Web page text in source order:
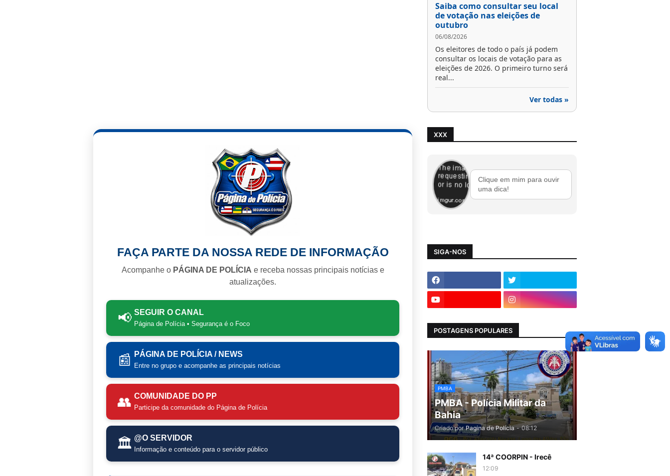
FAÇA PARTE DA NOSSA REDE DE INFORMAÇÃO
Acompanhe o PÁGINA DE POLÍCIA e receba nossas principais notícias e
atualizações.
📢 SEGUIR O CANAL
Página de Polícia • Segurança é o Foco
📰 PÁGINA DE POLÍCIA / NEWS
Entre no grupo e acompanhe as principais notícias
👥 COMUNIDADE DO PP
Participe da comunidade do Página de Polícia
🏛️ @O SERVIDOR
Informação e conteúdo para o servidor público
Saiba como consultar seu local
de votação nas eleições de
outubro
06/08/2026
Os eleitores de todo o país já podem
consultar os locais de votação para as
eleições de 2026. O primeiro turno será
real...
Ver todas »
XXX
Clique em mim para ouvir
uma dica!
SIGA-NOS
POSTAGENS POPULARES
PMBA
PMBA - Polícia Militar da
Bahia
Criado por Pagina de Polícia - 08:12
14ª COORPIN - Irecê
12:09